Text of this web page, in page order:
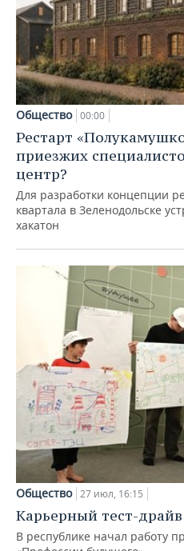
Общество 00:00
Рестарт
приезжих
центр?
Для разработки концепции
квартала в Зеленодольске
хакатон
Общество 27 июл, 16:15
Карьерный тест-
В республике начал работу